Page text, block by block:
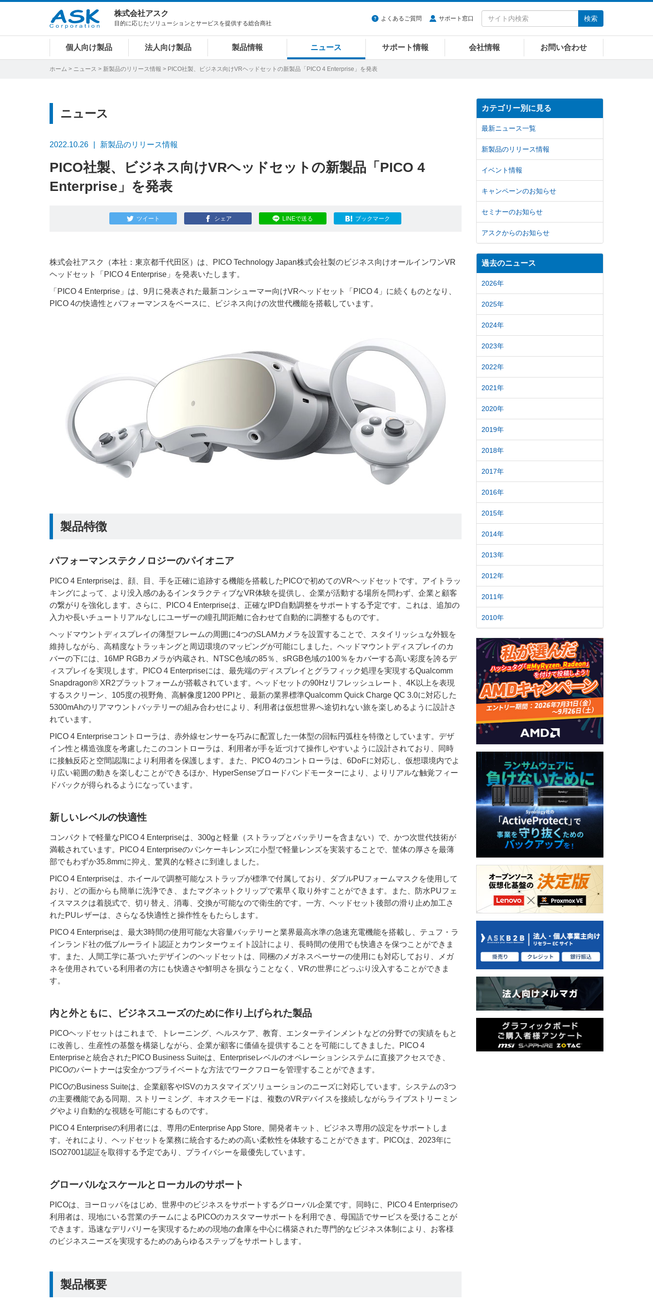
株式会社アスク
目的に応じたソリューションとサービスを提供する総合商社
よくあるご質問 サポート窓口 検索
個人向け製品 法人向け製品 製品情報 ニュース サポート情報 会社情報 お問い合わせ
ホーム > ニュース > 新製品のリリース情報 > PICO社製、ビジネス向けVRヘッドセットの新製品「PICO 4 Enterprise」を発表
ニュース
2022.10.26 新製品のリリース情報
PICO社製、ビジネス向けVRヘッドセットの新製品「PICO 4
Enterprise」を発表
ツイート シェア LINEで送る ブックマーク
株式会社アスク（本社：東京都千代田区）は、PICO Technology Japan株式会社製のビジネス向けオールインワンVR
ヘッドセット「PICO 4 Enterprise」を発表いたします。
「PICO 4 Enterprise」は、9月に発表された最新コンシューマー向けVRヘッドセット「PICO 4」に続くものとなり、
PICO 4の快適性とパフォーマンスをベースに、ビジネス向けの次世代機能を搭載しています。
製品特徴
パフォーマンステクノロジーのパイオニア
PICO 4 Enterpriseは、顔、目、手を正確に追跡する機能を搭載したPICOで初めてのVRヘッドセットです。アイトラッ
キングによって、より没入感のあるインタラクティブなVR体験を提供し、企業が活動する場所を問わず、企業と顧客
の繋がりを強化します。さらに、PICO 4 Enterpriseは、正確なIPD自動調整をサポートする予定です。これは、追加の
入力や長いチュートリアルなしにユーザーの瞳孔間距離に合わせて自動的に調整するものです。
ヘッドマウントディスプレイの薄型フレームの周囲に4つのSLAMカメラを設置することで、スタイリッシュな外観を
維持しながら、高精度なトラッキングと周辺環境のマッピングが可能にしました。ヘッドマウントディスプレイのカ
バーの下には、16MP RGBカメラが内蔵され、NTSC色域の85％、sRGB色域の100％をカバーする高い彩度を誇るデ
ィスプレイを実現します。PICO 4 Enterpriseには、最先端のディスプレイとグラフィック処理を実現するQualcomm
Snapdragon® XR2プラットフォームが搭載されています。ヘッドセットの90Hzリフレッシュレート、4K以上を表現
するスクリーン、105度の視野角、高解像度1200 PPIと、最新の業界標準Qualcomm Quick Charge QC 3.0に対応した
5300mAhのリアマウントバッテリーの組み合わせにより、利用者は仮想世界へ途切れない旅を楽しめるように設計さ
れています。
PICO 4 Enterpriseコントローラは、赤外線センサーを巧みに配置した一体型の回転円弧柱を特徴としています。デザ
イン性と構造強度を考慮したこのコントローラは、利用者が手を近づけて操作しやすいように設計されており、同時
に接触反応と空間認識により利用者を保護します。また、PICO 4のコントローラは、6DoFに対応し、仮想環境内でよ
り広い範囲の動きを楽しむことができるほか、HyperSenseブロードバンドモーターにより、よりリアルな触覚フィー
ドバックが得られるようになっています。
新しいレベルの快適性
コンパクトで軽量なPICO 4 Enterpriseは、300gと軽量（ストラップとバッテリーを含まない）で、かつ次世代技術が
満載されています。PICO 4 Enterpriseのパンケーキレンズに小型で軽量レンズを実装することで、筐体の厚さを最薄
部でもわずか35.8mmに抑え、驚異的な軽さに到達しました。
PICO 4 Enterpriseは、ホイールで調整可能なストラップが標準で付属しており、ダブルPUフォームマスクを使用して
おり、どの面からも簡単に洗浄でき、またマグネットクリップで素早く取り外すことができます。また、防水PUフェ
イスマスクは着脱式で、切り替え、消毒、交換が可能なので衛生的です。一方、ヘッドセット後部の滑り止め加工さ
れたPUレザーは、さらなる快適性と操作性をもたらします。
PICO 4 Enterpriseは、最大3時間の使用可能な大容量バッテリーと業界最高水準の急速充電機能を搭載し、テュフ・ラ
インランド社の低ブルーライト認証とカウンターウェイト設計により、長時間の使用でも快適さを保つことができま
す。また、人間工学に基づいたデザインのヘッドセットは、同梱のメガネスペーサーの使用にも対応しており、メガ
ネを使用されている利用者の方にも快適さや鮮明さを損なうことなく、VRの世界にどっぷり没入することができま
す。
内と外ともに、ビジネスユーズのために作り上げられた製品
PICOヘッドセットはこれまで、トレーニング、ヘルスケア、教育、エンターテインメントなどの分野での実績をもと
に改善し、生産性の基盤を構築しながら、企業が顧客に価値を提供することを可能にしてきました。PICO 4
Enterpriseと統合されたPICO Business Suiteは、Enterpriseレベルのオペレーションシステムに直接アクセスでき、
PICOのパートナーは安全かつプライベートな方法でワークフローを管理することができます。
PICOのBusiness Suiteは、企業顧客やISVのカスタマイズソリューションのニーズに対応しています。システムの3つ
の主要機能である同期、ストリーミング、キオスクモードは、複数のVRデバイスを接続しながらライブストリーミン
グやより自動的な視聴を可能にするものです。
PICO 4 Enterpriseの利用者には、専用のEnterprise App Store、開発者キット、ビジネス専用の設定をサポートしま
す。それにより、ヘッドセットを業務に統合するための高い柔軟性を体験することができます。PICOは、2023年に
ISO27001認証を取得する予定であり、プライバシーを最優先しています。
グローバルなスケールとローカルのサポート
PICOは、ヨーロッパをはじめ、世界中のビジネスをサポートするグローバル企業です。同時に、PICO 4 Enterpriseの
利用者は、現地にいる営業のチームによるPICOのカスタマーサポートを利用でき、母国語でサービスを受けることが
できます。迅速なデリバリーを実現するための現地の倉庫を中心に構築された専門的なビジネス体制により、お客様
のビジネスニーズを実現するためのあらゆるステップをサポートします。
製品概要
カテゴリー別に見る
最新ニュース一覧
新製品のリリース情報
イベント情報
キャンペーンのお知らせ
セミナーのお知らせ
アスクからのお知らせ
過去のニュース
2026年
2025年
2024年
2023年
2022年
2021年
2020年
2019年
2018年
2017年
2016年
2015年
2014年
2013年
2012年
2011年
2010年